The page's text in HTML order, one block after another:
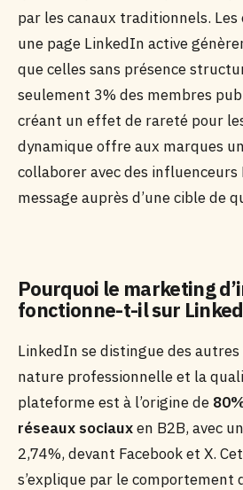
par les canaux traditionnels.
une page LinkedIn active
que celles sans présence
seulement 3% des membres
créant un effet de rareté pour
dynamique offre aux marques
collaborer avec des
message auprès d’une cible de
Pourquoi le marketing
fonctionne-t-il sur
LinkedIn se distingue des
nature professionnelle et la
plateforme est à l’origine de
réseaux sociauxen B2B, avec
2,74%, devant Facebook et X.
s’explique par le comportement